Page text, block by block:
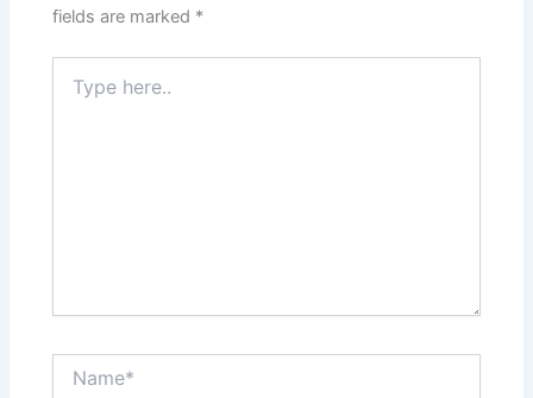
fields are marked *
here..